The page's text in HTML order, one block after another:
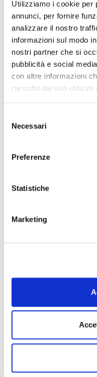
Utilizziamo i cookie per
annunci, per fornire
analizzare il nostro
informazioni sul modo
nostri partner che si
pubblicità e social
con altre informazioni
raccolto dal suo utilizzo
delNecessari
Preferenze
Statistiche
Marketing
KNA